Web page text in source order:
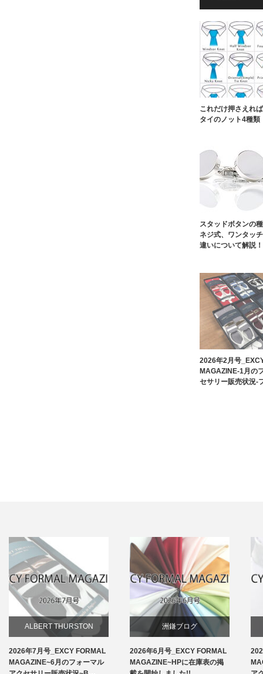
これだけ押さえれ
タイのノット4種類
スタッドボタンの
ネジ式、ワンタッ
違いについて解説
2026年2月号
MAGAZINE-1月の
セサリー販売状況-
ALBERT THURSTON
お知らせ
2026年7月号_EXCY FORMAL
MAGAZINE~6月のフォーマル
洲鎌ブログ
2026年6月号_EXCY FORMAL
MAGAZINE~HPに在庫表の掲